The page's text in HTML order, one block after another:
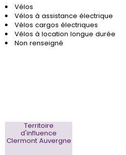
Vélos
Vélos à assistance électrique
Vélos cargos électriques
Vélos à location longue durée
Non renseigné
Territoire
d'influence
Clermont Auvergne